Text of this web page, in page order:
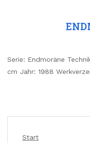
Serie: Endmoräne
cm Jahr: 1988
Start